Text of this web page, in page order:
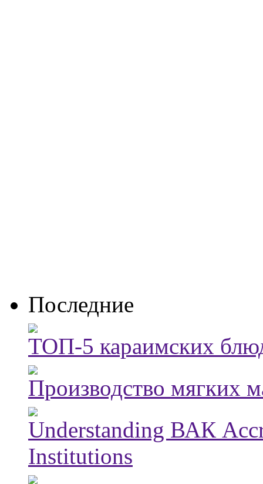
Последние
ТОП-5 караимских
Производство мягких
Understanding ВАК
Institutions